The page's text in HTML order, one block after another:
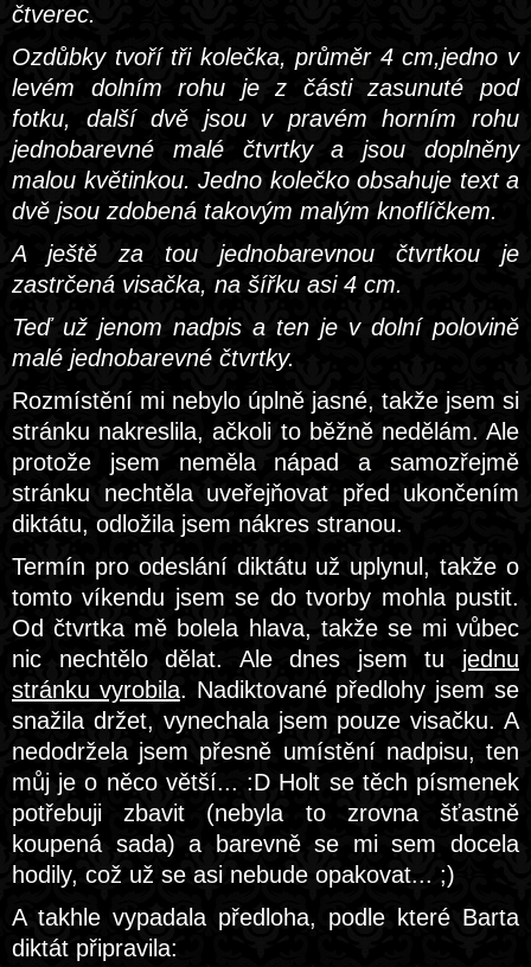
čtverec.
Ozdůbky tvoří tři kolečka, průměr 4 cm,jedno v
levém dolním rohu je z části zasunuté pod
fotku, další dvě jsou v pravém horním rohu
jednobarevné malé čtvrtky a jsou doplněny
malou květinkou. Jedno kolečko obsahuje text a
dvě jsou zdobená takovým malým knoflíčkem.
A ještě za tou jednobarevnou čtvrtkou je
zastrčená visačka, na šířku asi 4 cm.
Teď už jenom nadpis a ten je v dolní polovině
malé jednobarevné čtvrtky.
Rozmístění mi nebylo úplně jasné, takže jsem si
stránku nakreslila, ačkoli to běžně nedělám. Ale
protože jsem neměla nápad a samozřejmě
stránku nechtěla uveřejňovat před ukončením
diktátu, odložila jsem nákres stranou.
Termín pro odeslání diktátu už uplynul, takže o
tomto víkendu jsem se do tvorby mohla pustit.
Od čtvrtka mě bolela hlava, takže se mi vůbec
nic nechtělo dělat. Ale dnes jsem tu jednu
stránku vyrobila. Nadiktované předlohy jsem se
snažila držet, vynechala jsem pouze visačku. A
nedodržela jsem přesně umístění nadpisu, ten
můj je o něco větší... :D Holt se těch písmenek
potřebuji zbavit (nebyla to zrovna šťastně
koupená sada) a barevně se mi sem docela
hodily, což už se asi nebude opakovat... ;)
A takhle vypadala předloha, podle které Barta
diktát připravila: